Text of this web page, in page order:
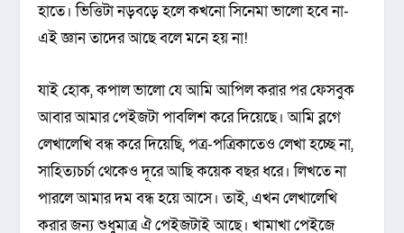
হাতে। ভিত্তিটা নড়বড়ে হলে কখনো সিনেমা ভালো হবে না-
এই জ্ঞান তাদের আছে বলে মনে হয় না!
যাই হোক, কপাল ভালো যে আমি আপিল করার পর ফেসবুক
আবার আমার পেইজটা পাবলিশ করে দিয়েছে। আমি ব্লগে
লেখালেখি বন্ধ করে দিয়েছি, পত্র-পত্রিকাতেও লেখা হচ্ছে না,
সাহিত্যচর্চা থেকেও দূরে আছি কয়েক বছর ধরে। লিখতে না
পারলে আমার দম বন্ধ হয়ে আসে। তাই, এখন লেখালেখি
করার জন্য শুধুমাত্র ঐ পেইজটাই আছে। খামাখা পেইজে